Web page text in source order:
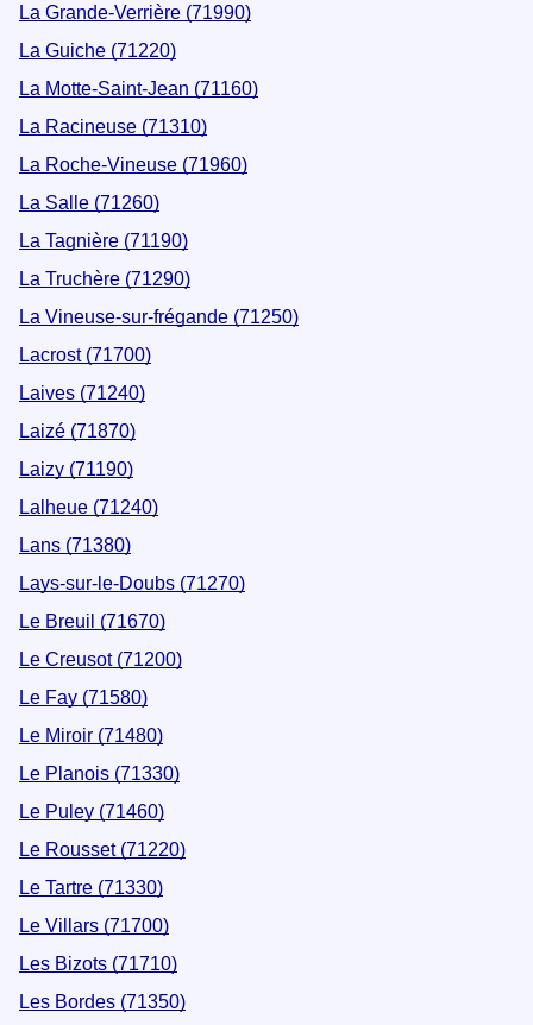
La Grande-Verrière (71990)
La Guiche (71220)
La Motte-Saint-Jean (71160)
La Racineuse (71310)
La Roche-Vineuse (71960)
La Salle (71260)
La Tagnière (71190)
La Truchère (71290)
La Vineuse-sur-frégande (71250)
Lacrost (71700)
Laives (71240)
Laizé (71870)
Laizy (71190)
Lalheue (71240)
Lans (71380)
Lays-sur-le-Doubs (71270)
Le Breuil (71670)
Le Creusot (71200)
Le Fay (71580)
Le Miroir (71480)
Le Planois (71330)
Le Puley (71460)
Le Rousset (71220)
Le Tartre (71330)
Le Villars (71700)
Les Bizots (71710)
Les Bordes (71350)